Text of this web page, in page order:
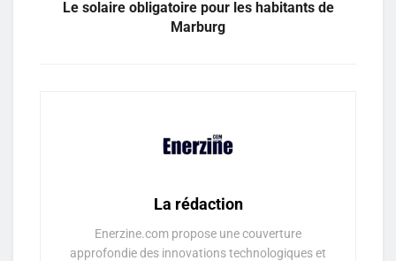
Le solaire obligatoire pour les habitants de
Marburg
La rédaction
Enerzine.com propose une couverture
approfondie des innovations technologiques et